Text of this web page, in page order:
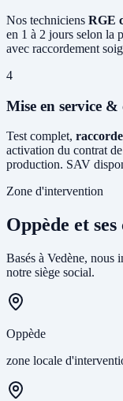
Nos techniciens RGE
en 1 à 2 jours selon la
avec raccordement
4
Mise en service &
Test complet,
activation du contrat
production. SAV
Zone d'intervention
Oppède et
Basés à Vedène, nous
notre siège social.
Oppède
zone locale